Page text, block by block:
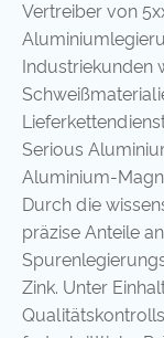
Vertreiber von
Serious
Aluminium-
Durch die
präzise Anteile
Zink. Unter